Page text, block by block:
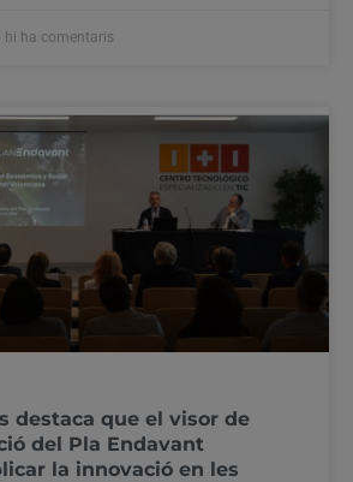
hi ha comentaris
destaca que el visor de
del Pla Endavant
la innovació en les